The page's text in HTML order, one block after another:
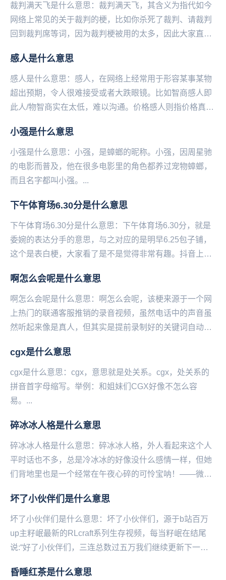
裁判满天飞是什么意思：裁判满天飞，其含义为指代如今
网络上常见的关于裁判的梗，比如你杀死了裁判、请裁判
回到裁判席等词，因为裁判梗被用的太多，因此大家直接
博...
感人是什么意思
感人是什么意思：感人，在网络上经常用于形容某事某物
超出预期，令人很难接受或者大跌眼镜。比如智商感人即
此人/物智商实在太低，难以沟通。价格感人则指价格真的
小强是什么意思
小强是什么意思：小强，是蟑螂的昵称。小强，因周星驰
的电影而普及，他在很多电影里的角色都养过宠物蟑螂，
而且名字都叫小强。...
下午体育场6.30分是什么意思
下午体育场6.30分是什么意思：下午体育场6.30分，就是
委婉的表达分手的意思，与之对应的是明早6.25包子铺，
这个是表白梗，大家看了是不是觉得非常有趣。抖音上有
啊怎么会呢是什么意思
啊怎么会呢是什么意思：啊怎么会呢，该梗来源于一个网
上热门的联通客服推销的录音视频，虽然电话中的声音虽
然听起来像是真人，但其实是提前录制好的关键词自动回
常...
cgx是什么意思
cgx是什么意思：cgx，意思就是处关系。cgx，处关系的
拼音首字母缩写。举例：和姐妹们CGX好像不怎么容
易。...
碎冰冰人格是什么意思
碎冰冰人格是什么意思：碎冰冰人格，外人看起来这个人
平时话也不多，总是冷冰冰的好像没什么感情一样，但她
们背地里也是一个经常在午夜心碎的可怜宝呐！——微博
坏了小伙伴们是什么意思
坏了小伙伴们是什么意思：坏了小伙伴们，源于b站百万
up主籽岷最新的RLcraft系列生存视频，每当籽岷在结尾
说:“好了小伙伴们，三连总数过五万我们继续更新下一集‌‌‌‌‌‌‌‌”
昏睡红茶是什么意思